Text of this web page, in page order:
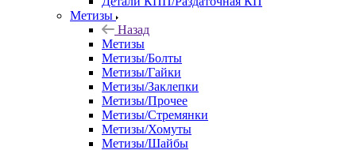
Метизы
Назад
Метизы
Метизы/Болты
Метизы/Гайки
Метизы/Заклепки
Метизы/Прочее
Метизы/Стремянки
Метизы/Хомуты
Метизы/Шайбы